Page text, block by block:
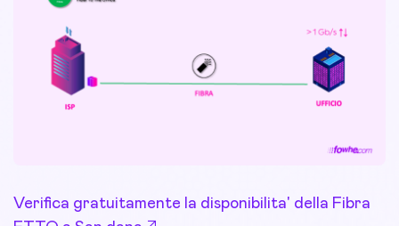
Verifica gratuitamente la disponibilita' della Fibra